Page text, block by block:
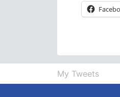
My Tweets